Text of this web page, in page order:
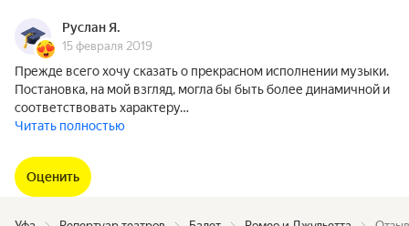
Руслан Я.
15 февраля 2019
Прежде всего хочу сказать о прекрасном исполнении музыки.
Постановка, на мой взгляд, могла бы быть более динамичной и
соответствовать характеру…
Читать полностью
Оценить